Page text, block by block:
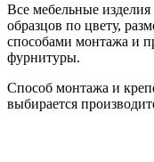
Все мебельные изделия
образцов по цвету,
способами монтажа и
фурнитуры.
Способ монтажа и
выбирается